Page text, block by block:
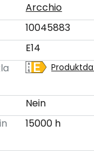
Arcchio
10045883
E14
Nein
15000 h